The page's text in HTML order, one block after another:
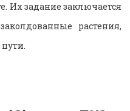
Их задание заключается
растения,